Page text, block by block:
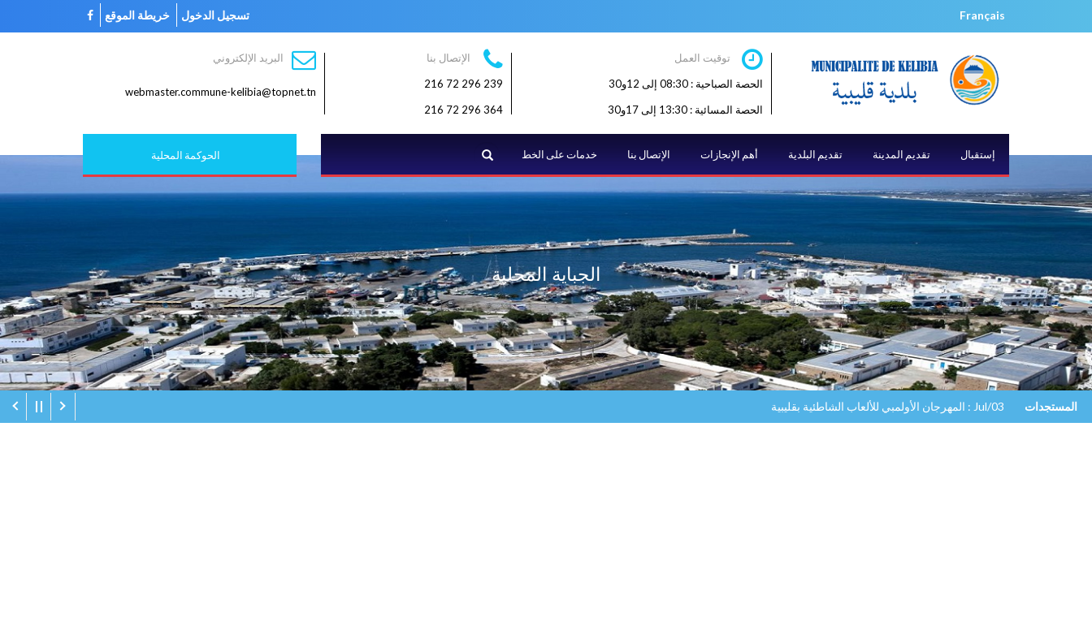
Français تسجيل الدخول خريطة الموقع
توقيت العمل
الحصة الصباحية : 08:30 إلى 12و30
الحصة المسائية : 13:30 إلى 17و30
الإتصال بنا
239 296 72 216
364 296 72 216
البريد الإلكتروني
webmaster.commune-kelibia@topnet.tn
الجباية المحلية
المستجدات Jul/03 : المهرجان الأولمبي للألعاب الشاطئية بقليبية
إستقبال تقديم المدينة تقديم البلدية أهم الإنجازات الإتصال بنا خدمات على الخط البحث الحوكمة المحلية